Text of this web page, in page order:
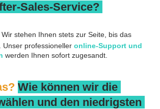
Sales-Service?
stehen Ihnen stets zur Seite, bis das
Unser professioneller online-Support und
werden Ihnen sofort zugesandt.
Wie können wir die
und den niedrigsten